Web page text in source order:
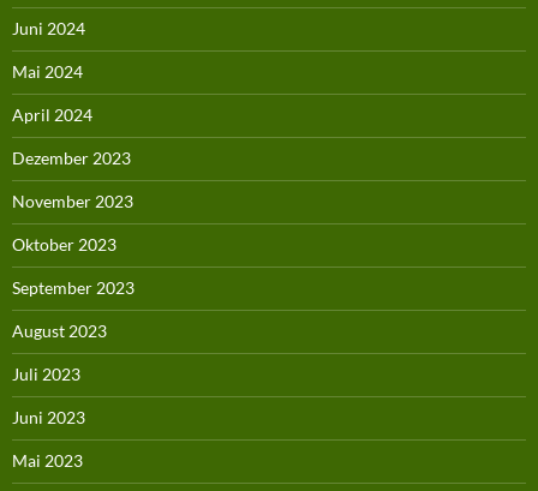
Juni 2024
Mai 2024
April 2024
Dezember 2023
November 2023
Oktober 2023
September 2023
August 2023
Juli 2023
Juni 2023
Mai 2023